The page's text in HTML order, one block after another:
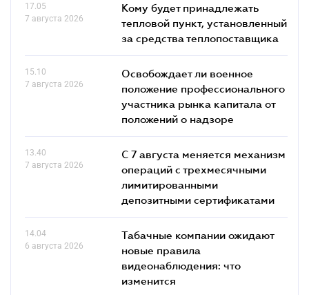
17.05
7 августа 2026
Кому будет принадлежать
тепловой пункт, установленный
за средства теплопоставщика
15.10
7 августа 2026
Освобождает ли военное
положение профессионального
участника рынка капитала от
положений о надзоре
13.40
7 августа 2026
С 7 августа меняется механизм
операций с трехмесячными
лимитированными
депозитными сертификатами
14.04
6 августа 2026
Табачные компании ожидают
новые правила
видеонаблюдения: что
изменится